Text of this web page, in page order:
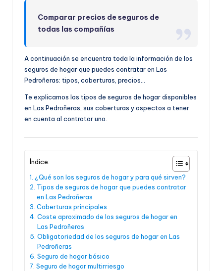
Comparar precios de seguros de
todas las compañías
A continuación se encuentra toda la información de los
seguros de hogar que puedes contratar en Las
Pedroñeras: tipos, coberturas, precios…
Te explicamos los tipos de seguros de hogar disponibles
en Las Pedroñeras, sus coberturas y aspectos a tener
en cuenta al contratar uno.
Índice:
¿Qué son los seguros de hogar y para qué sirven?
Tipos de seguros de hogar que puedes contratar
en Las Pedroñeras
Coberturas principales
Coste aproximado de los seguros de hogar en
Las Pedroñeras
Obligatoriedad de los seguros de hogar en Las
Pedroñeras
Seguro de hogar básico
Seguro de hogar multirriesgo